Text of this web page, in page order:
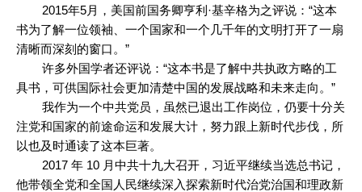
2015年5月，美国前国务卿亨利·基辛格为之评说：“这本
书为了解一位领袖、一个国家和一个几千年的文明打开了一扇
清晰而深刻的窗口。”
许多外国学者还评说：“这本书是了解中共执政方略的工
具书，可供国际社会更加清楚中国的发展战略和未来走向。”
我作为一个中共党员，虽然已退出工作岗位，仍要十分关
注党和国家的前途命运和发展大计，努力跟上新时代步伐，所
以也及时通读了这本巨著。
2017 年 10 月中共十九大召开，习近平继续当选总书记，
他带领全党和全国人民继续深入探索新时代治党治国和理政新